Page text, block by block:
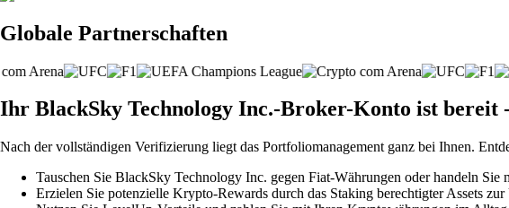
Globale Partnerschaften
Ihr BlackSky Technology Inc.-Broker-Konto ist bereit
Nach der vollständigen Verifizierung liegt das Portfoliomanagement ganz bei Ihnen.
Tauschen Sie BlackSky Technology Inc. gegen Fiat-Währungen oder handeln
Erzielen Sie potenzielle Krypto-Rewards durch das Staking berechtigter Assets